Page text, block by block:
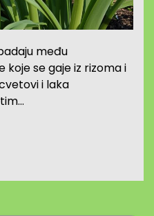
među
koje se gaje iz rizoma i
i laka